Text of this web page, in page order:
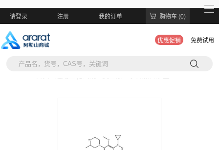
请登录 注册 我的订单 购物车 (0)
优惠促销 免费试用